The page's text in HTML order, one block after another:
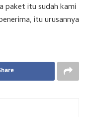
paket itu sudah kami
itu urusannya